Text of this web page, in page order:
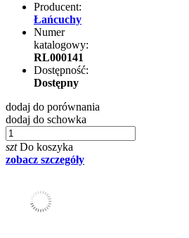
Producent:
Łańcuchy
Numer
katalogowy:
RL000141
Dostępność:
Dostępny
dodaj do porównania
dodaj do schowka
szt Do koszyka
zobacz szczegóły